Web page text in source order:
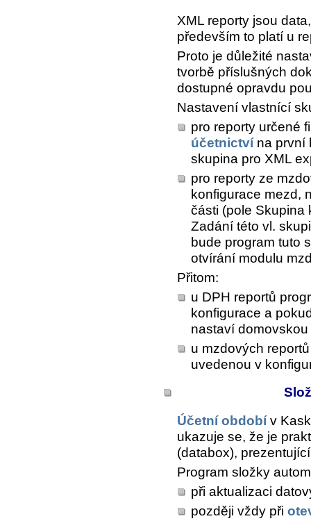
XML reporty jsou
především to platí u
Proto je důležité
tvorbě příslušných
dostupné opravdu
Nastavení vlastnící
pro reporty určené
účetnictvína první
skupina pro XML
pro reporty ze
konfigurace mezd,
části (pole Skupina
Zadání této vl.
bude program tuto
otvírání modulu
Přitom:
u DPH reportů
konfigurace a
nastaví
u mzdových
uvedenou v
Účetní obdobív
ukazuje se, že je
(databox),
Program složky
při aktualizaci
později vždy při